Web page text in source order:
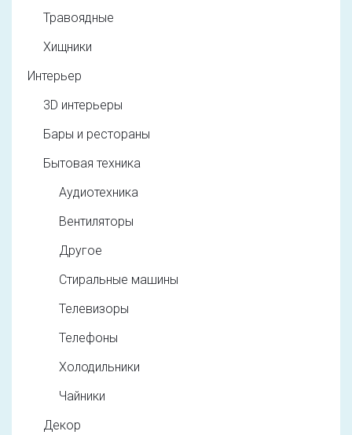
Травоядные
Хищники
Интерьер
3D интерьеры
Бары и рестораны
Бытовая техника
Аудиотехника
Вентиляторы
Другое
Стиральные машины
Телевизоры
Телефоны
Холодильники
Чайники
Декор